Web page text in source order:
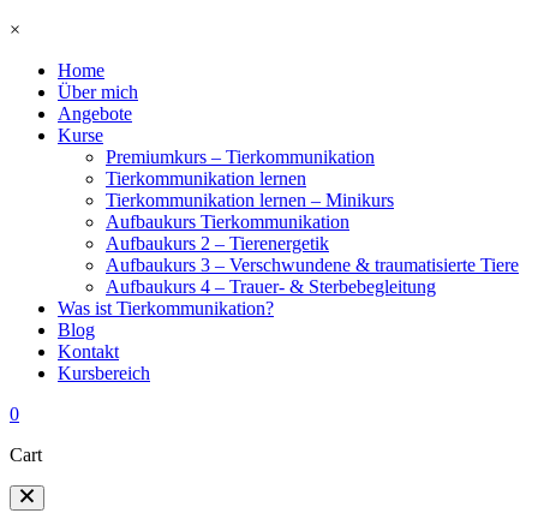
×
Home
Über mich
Angebote
Kurse
Premiumkurs – Tierkommunikation
Tierkommunikation lernen
Tierkommunikation lernen – Minikurs
Aufbaukurs Tierkommunikation
Aufbaukurs 2 – Tierenergetik
Aufbaukurs 3 – Verschwundene & traumatisierte Tiere
Aufbaukurs 4 – Trauer- & Sterbebegleitung
Was ist Tierkommunikation?
Blog
Kontakt
Kursbereich
0
Cart